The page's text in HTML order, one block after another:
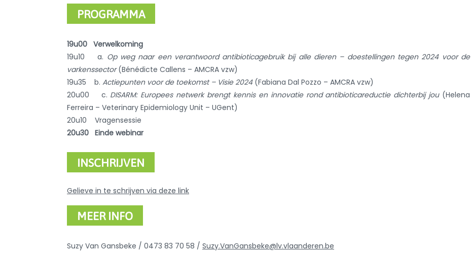
PROGRAMMA
19u00 Verwelkoming
19u10 a. Op weg naar een verantwoord antibioticagebruik bij alle dieren – doestellingen tegen 2024 voor de
varkenssector(Bénédicte Callens – AMCRA vzw)
19u35 b. Actiepunten voor de toekomst – Visie 2024(Fabiana Dal Pozzo – AMCRA vzw)
20u00 c. DISARM: Europees netwerk brengt kennis en innovatie rond antibioticareductie dichterbij jou(Helena
Ferreira – Veterinary Epidemiology Unit – UGent)
20u10 Vragensessie
20u30 Einde webinar
INSCHRIJVEN
Gelieve in te schrijven via deze link
MEER INFO
Suzy Van Gansbeke / 0473 83 70 58 / Suzy.VanGansbeke@lv.vlaanderen.be